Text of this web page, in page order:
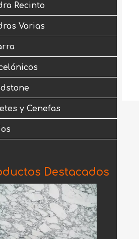
Recinto
Varias
y Cenefas
Destacados